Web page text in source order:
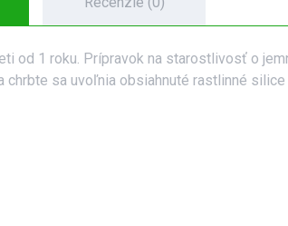
od 1 roku. Prípravok na starostlivosť o
chrbte sa uvoľnia obsiahnuté rastlinné